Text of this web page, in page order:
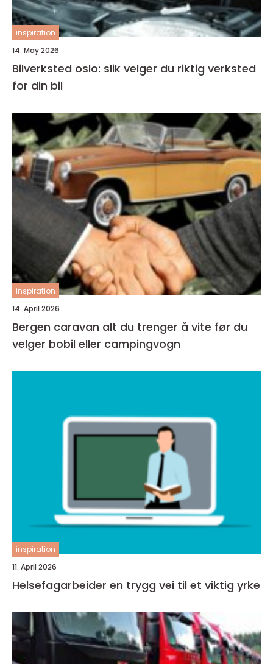
inspiration
14. May 2026
Bilverksted oslo: slik velger du riktig verksted
for din bil
inspiration
14. April 2026
Bergen caravan alt du trenger å vite før du
velger bobil eller campingvogn
inspiration
11. April 2026
Helsefagarbeider en trygg vei til et viktig yrke